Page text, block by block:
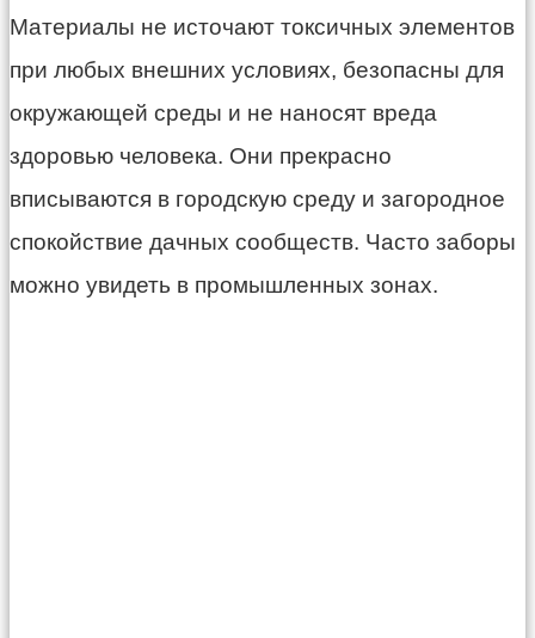
Материалы не источают токсичных элементов
при любых внешних условиях, безопасны для
окружающей среды и не наносят вреда
здоровью человека. Они прекрасно
вписываются в городскую среду и загородное
спокойствие дачных сообществ. Часто заборы
можно увидеть в промышленных зонах.